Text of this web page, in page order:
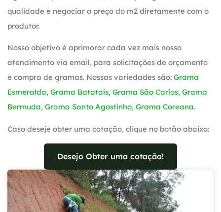
qualidade e negociar o preço do m2 diretamente com o
produtor.
Nosso objetivo é aprimorar cada vez mais nosso
atendimento via email, para solicitações de orçamento
e compra de gramas. Nossas variedades são: Grama
Esmeralda, Grama Batatais, Grama São Carlos, Grama
Bermuda, Grama Santo Agostinho, Grama Coreana.
Caso deseje obter uma cotação, clique no botão abaixo:
Desejo Obter uma cotação!